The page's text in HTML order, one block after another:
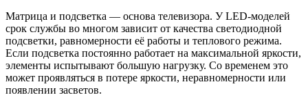
Матрица и подсветка — основа телевизора. У LED-моделей
срок службы во многом зависит от качества светодиодной
подсветки, равномерности её работы и теплового режима.
Если подсветка постоянно работает на максимальной яркости,
элементы испытывают большую нагрузку. Со временем это
может проявляться в потере яркости, неравномерности или
появлении засветов.